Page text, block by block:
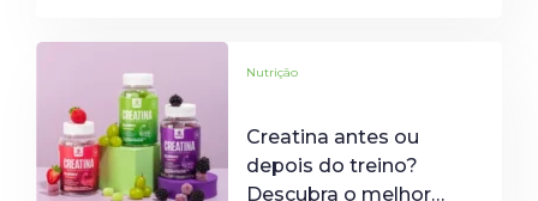
Nutrição
Creatina antes ou
depois do treino?
Descubra o melhor